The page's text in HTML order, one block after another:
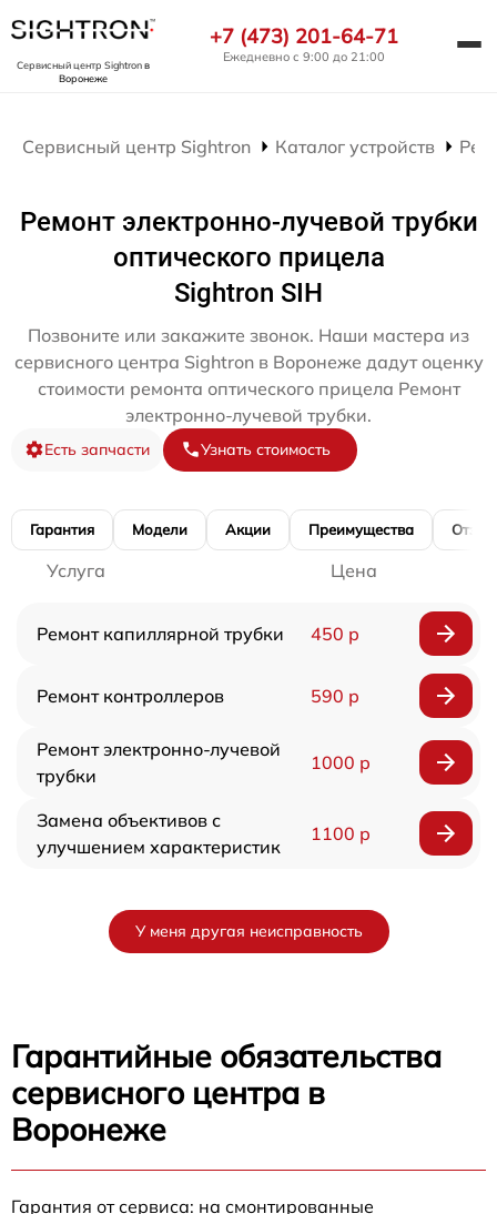
Сервисный центр Sightronв
Воронеже
+7 (473) 201-64-71
Ежедневно с 9:00 до 21:00
Сервисный центр Sightron Каталог устройств
Ремонт электронно-лучевой трубки
оптического прицела
Sightron SIH
Позвоните или закажите звонок. Наши мастера из
сервисного центра Sightron в Воронеже дадут оценку
стоимости ремонта оптического прицела Ремонт
электронно-лучевой трубки.
Есть запчасти Узнать стоимость
Гарантия Модели Акции Преимущества
Услуга Цена
Ремонт капиллярной трубки 450 р
Ремонт контроллеров 590 р
Ремонт электронно-лучевой
трубки
1000 р
Замена объективов с
улучшением характеристик
1100 р
У меня другая неисправность
Гарантийные обязательства
сервисного центра в
Воронеже
Гарантия от сервиса: на смонтированные